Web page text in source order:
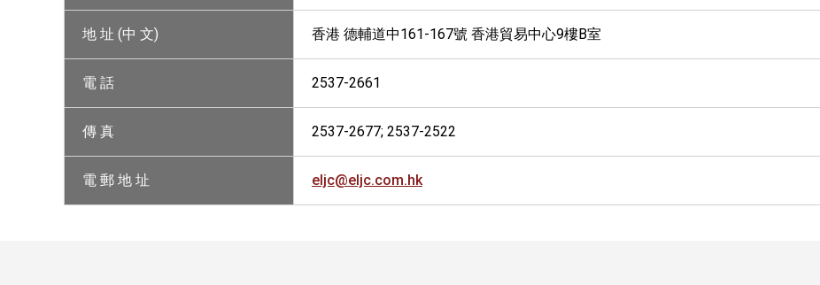
地 址 (中 文) 香港 德輔道中161-167號 香港貿易中心9樓B室
電 話 2537-2661
傳 真 2537-2677; 2537-2522
電 郵 地 址 eljc@eljc.com.hk